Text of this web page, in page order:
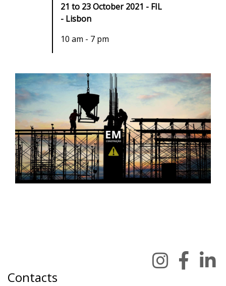
21 to 23 October 2021 - FIL
- Lisbon
10 am - 7 pm
Contacts